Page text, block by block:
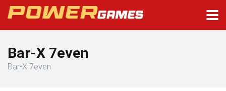
Bar-X 7even
Bar-X 7even